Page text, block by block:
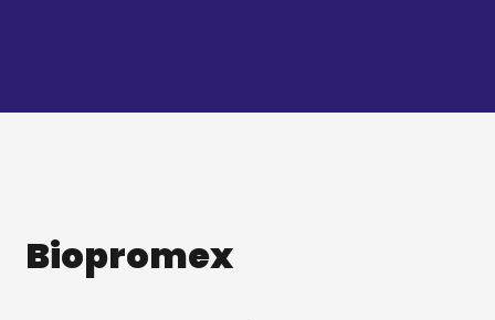
Biopromex